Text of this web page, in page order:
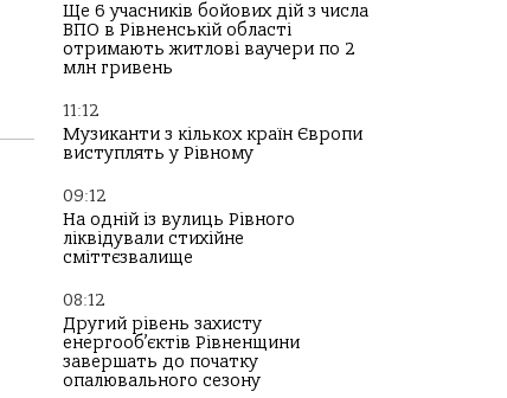
Ще 6 учасників бойових дій з числа
ВПО в Рівненській області
отримають житлові ваучери по 2
млн гривень
11:12
Музиканти з кількох країн Європи
виступлять у Рівному
09:12
На одній із вулиць Рівного
ліквідували стихійне
сміттєзвалище
08:12
Другий рівень захисту
енергооб’єктів Рівненщини
завершать до початку
опалювального сезону